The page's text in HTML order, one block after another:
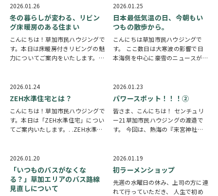
式がありましたので、ご紹介させて
いただきます！ 場所はロイヤルパ
インズホテル浦…
始めました。 普段のインパは、パ
ーク内での写真撮影やアトラクショ
ン、フードが中心…
2026.01.26
冬の暮らしが変わる、リビン
グ床暖房のある住まい
こんにちは！草加市民ハウジングで
す。本日は床暖房付きリビングの魅
力についてご案内をいたします。.
かさです。家族が集まる場所だから
こそ、寒さによるストレスを減ら
し、くつろげる空間…
2026.01.25
日本最低気温の日、今朝もい
つもの散歩から。
こんにちは草加市民ハウジングで
す。 ここ数日は大寒波の影響で日
本海側を中心に豪雪のニュースが続
し上げます。 1月25日は『日本最低
気温の日』です。 1902年のこの
日、北海道旭…
2026.01.24
ZEH水準住宅とは？
こんにちは！草加市民ハウジングで
す。本日は「ZEH水準住宅」につい
てご案内いたします。. .ZEH水準住
の効率を上げることで、住まいのエ
ネルギー消費を抑える考え方です。
物価高に…
2026.01.23
パワースポット！！！②
皆さま、こんにちは！ センチュリ
ー21草加市民ハウジングの渡邉で
す。 今回は、熱海の『来宮神社』
す。 幹周23.9ｍ、高さ26ｍで、樹
齢二千百年になるそうです。 周囲
を一周する…
2026.01.20
「いつものバスがなくな
る？」草加エリアのバス路線
見直しについて
2026.01.19
初ラーメンショップ
先週の水曜日の休み、上司の方に連
れて行っていただき、 人生で初め